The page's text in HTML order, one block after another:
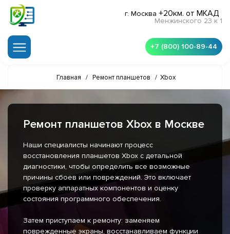
г. Москва +20км. от МКАД
Менжинского 23 к 1
+7 (800) 100-89-44
Главная / Ремонт планшетов / Xbox
Ремонт планшетов Xbox в Москве
Наши специалисты начинают процесс
восстановления планшетов Xbox с детальной
диагностики, чтобы определить все возможные
причины сбоев или повреждений. Это включает
проверку аппаратных компонентов и оценку
состояния программного обеспечения.
Затем приступаем к ремонту: заменяем
поврежденные экраны, восстанавливаем функции